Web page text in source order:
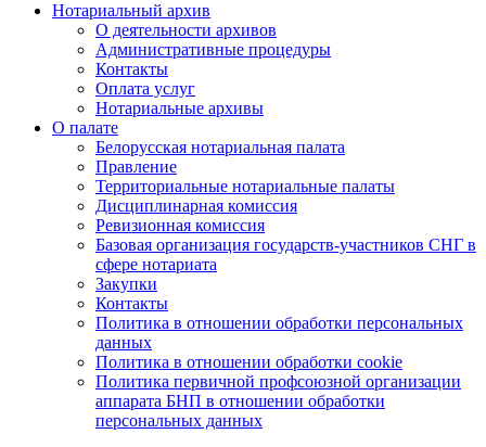
Нотариальный архив
О деятельности архивов
Административные процедуры
Контакты
Оплата услуг
Нотариальные архивы
О палате
Белорусская нотариальная палата
Правление
Территориальные нотариальные палаты
Дисциплинарная комиссия
Ревизионная комиссия
Базовая организация государств-участников СНГ в
сфере нотариата
Закупки
Контакты
Политика в отношении обработки персональных
данных
Политика в отношении обработки cookie
Политика первичной профсоюзной организации
аппарата БНП в отношении обработки
персональных данных